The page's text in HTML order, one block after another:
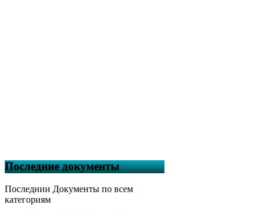
Последние документы
Последнии Документы по всем
категориям